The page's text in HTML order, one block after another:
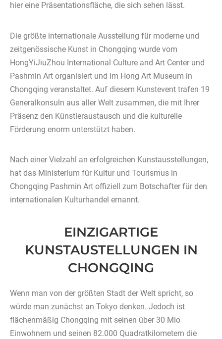
hier eine Präsentationsfläche, die sich sehen lässt.
Die größte internationale Ausstellung für moderne und
zeitgenössische Kunst in Chongqing wurde vom
HongYiJiuZhou International Culture and Art Center und
Pashmin Art organisiert und im Hong Art Museum in
Chongqing veranstaltet. Auf diesem Kunstevent trafen 19
Generalkonsuln aus aller Welt zusammen, die mit Ihrer
Präsenz den Künstleraustausch und die kulturelle
Förderung enorm unterstützt haben.
Nach einer Vielzahl an erfolgreichen Kunstausstellungen,
hat das Ministerium für Kultur und Tourismus in
Chongqing Pashmin Art offiziell zum Botschafter für den
internationalen Kulturhandel ernannt.
EINZIGARTIGE
KUNSTAUSTELLUNGEN IN
CHONGQING
Wenn man von der größten Stadt der Welt spricht, so
würde man zunächst an Tokyo denken. Jedoch ist
flächenmäßig Chongqing mit seinen über 30 Mio
Einwohnern und seinen 82.000 Quadratkilometern die